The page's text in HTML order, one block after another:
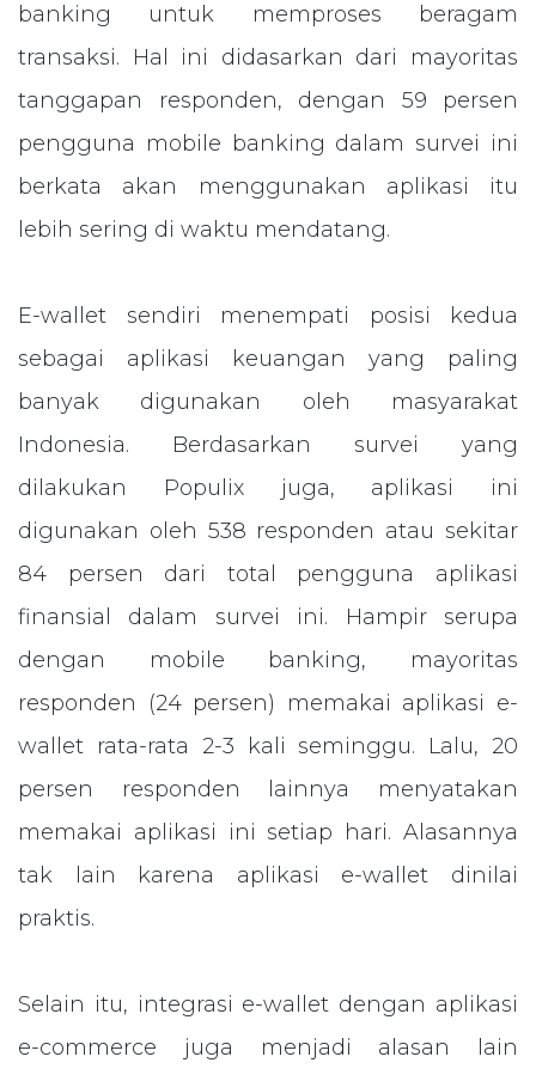
banking untuk memproses beragam
transaksi. Hal ini didasarkan dari mayoritas
tanggapan responden, dengan 59 persen
pengguna mobile banking dalam survei ini
berkata akan menggunakan aplikasi itu
lebih sering di waktu mendatang.
E-wallet sendiri menempati posisi kedua
sebagai aplikasi keuangan yang paling
banyak digunakan oleh masyarakat
Indonesia. Berdasarkan survei yang
dilakukan Populix juga, aplikasi ini
digunakan oleh 538 responden atau sekitar
84 persen dari total pengguna aplikasi
finansial dalam survei ini. Hampir serupa
dengan mobile banking, mayoritas
responden (24 persen) memakai aplikasi e-
wallet rata-rata 2-3 kali seminggu. Lalu, 20
persen responden lainnya menyatakan
memakai aplikasi ini setiap hari. Alasannya
tak lain karena aplikasi e-wallet dinilai
praktis.
Selain itu, integrasi e-wallet dengan aplikasi
e-commerce juga menjadi alasan lain